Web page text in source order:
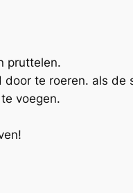
pruttelen.
te roeren. als
voegen.